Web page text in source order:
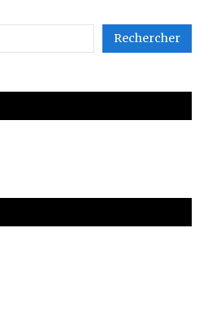
Rechercher